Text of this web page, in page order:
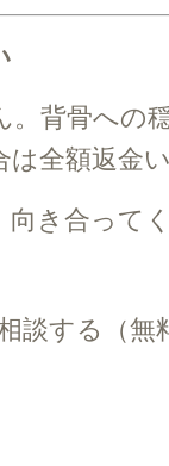
背骨への
全額返金
き合って
談する（無